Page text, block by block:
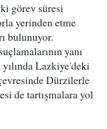
görev süresi
yerinden etme
bulunuyor.
yanı
Lazkiye'deki
Dürzilerle
de tartışmalara yol